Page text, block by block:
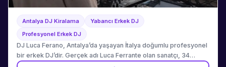
Antalya DJ Kiralama
Yabancı Erkek DJ
Profesyonel Erkek DJ
DJ Luca Ferano, Antalya’da yaşayan İtalya doğumlu profesyonel
bir erkek DJ’dir. Gerçek adı Luca Ferrante olan sanatçı, 34
yaşındadır ve sahne çalışmalarında DJ Luca Ferano adını